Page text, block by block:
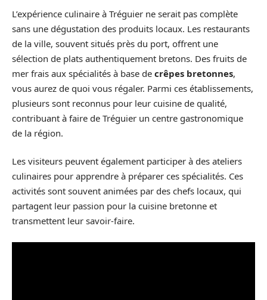
L’expérience culinaire à Tréguier ne serait pas complète
sans une dégustation des produits locaux. Les restaurants
de la ville, souvent situés près du port, offrent une
sélection de plats authentiquement bretons. Des fruits de
mer frais aux spécialités à base de crêpes bretonnes,
vous aurez de quoi vous régaler. Parmi ces établissements,
plusieurs sont reconnus pour leur cuisine de qualité,
contribuant à faire de Tréguier un centre gastronomique
de la région.
Les visiteurs peuvent également participer à des ateliers
culinaires pour apprendre à préparer ces spécialités. Ces
activités sont souvent animées par des chefs locaux, qui
partagent leur passion pour la cuisine bretonne et
transmettent leur savoir-faire.